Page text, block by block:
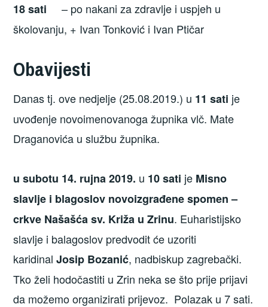
18 sati – po nakani za zdravlje i uspjeh u
školovanju, + Ivan Tonković i Ivan Ptičar
Obavijesti
Danas tj. ove nedjelje (25.08.2019.) u 11 sati je
uvođenje novoimenovanoga župnika vlč. Mate
Draganovića u službu župnika.
u subotu 14. rujna 2019. u 10 sati je Misno
slavlje i blagoslov novoizgrađene spomen –
crkve Našašća sv. Križa u Zrinu. Euharistijsko
slavlje i balagoslov predvodit će uzoriti
karidinalJosip Bozanić, nadbiskup zagrebački.
Tko želi hodočastiti u Zrin neka se što prije prijavi
da možemo organizirati prijevoz. Polazak u 7 sati.